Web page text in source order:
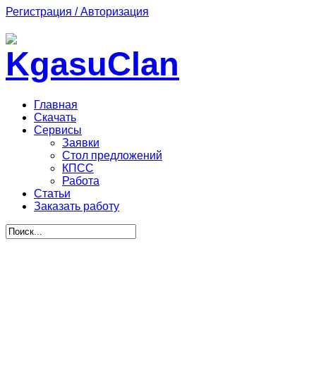
Регистрация / Авторизация
Главная
Скачать
Сервисы
Заявки
Стол предложений
КПСС
Работа
Статьи
Заказать работу